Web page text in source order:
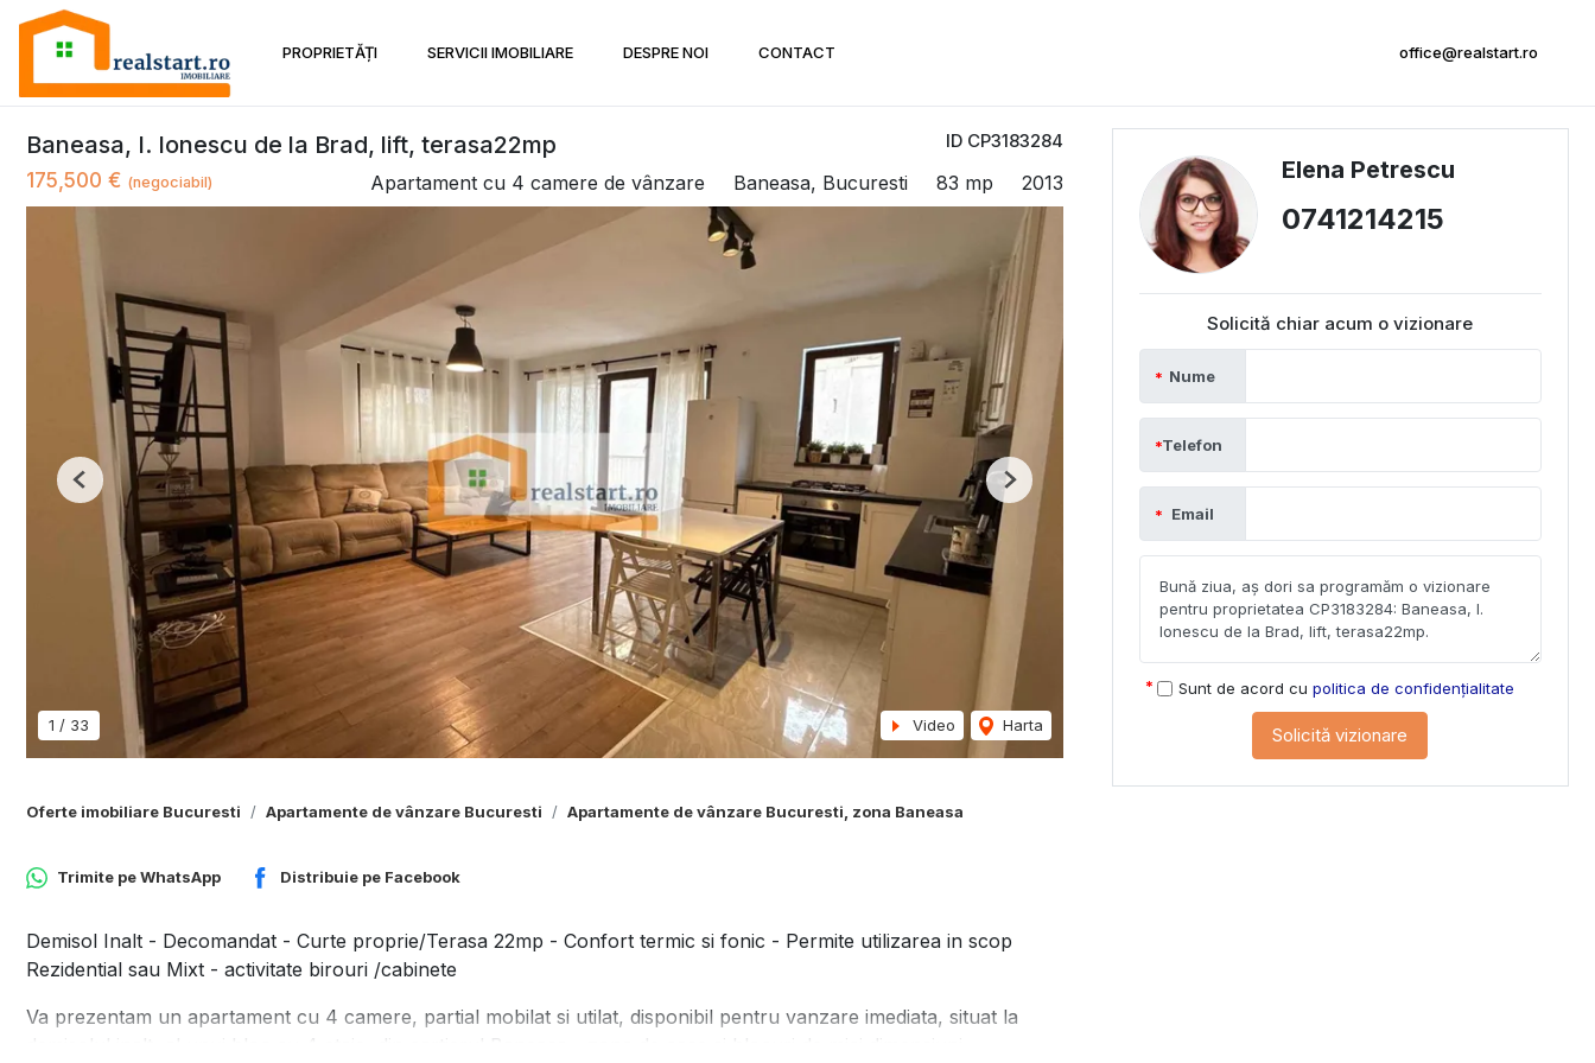
PROPRIETĂȚI SERVICII IMOBILIARE DESPRE NOI CONTACT office@realstart.ro
ID CP3183284
Baneasa, I. Ionescu de la Brad, lift, terasa22mp
175,500 € (negociabil) Apartament cu 4 camere de vânzare Baneasa, Bucuresti 83 mp 2013
1 / 33 Video Harta
Previous Next
Oferte imobiliare Bucuresti Apartamente de vânzare Bucuresti Apartamente de vânzare Bucuresti, zona Baneasa
Trimite peWhatsApp Distribuie pe Facebook
Demisol Inalt - Decomandat - Curte proprie/Terasa 22mp - Confort termic si fonic - Permite utilizarea in scop
Rezidential sau Mixt - activitate birouri /cabinete
Va prezentam un apartament cu 4 camere, partial mobilat si utilat, disponibil pentru vanzare imediata, situat la
Elena Petrescu
0741214215
Solicită chiar acum o vizionare
Nume
Telefon
Email
Sunt de acord cu politica de confidențialitate
Solicită vizionare